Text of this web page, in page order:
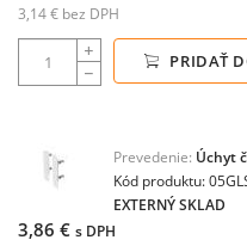
3,14 € bez DPH
PRIDAŤ
Prevedenie: Úchyt
Kód produktu:
EXTERNÝ SKLAD
3,86 € s DPH